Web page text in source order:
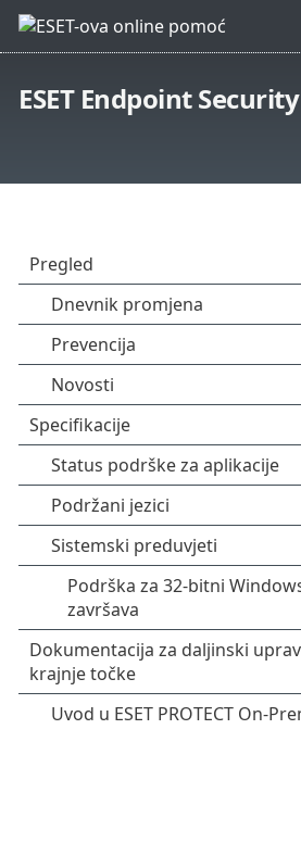
ESET Endpoint Security